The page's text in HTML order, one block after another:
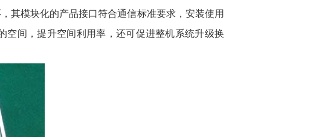
其模块化的产品接口符合通信标准要求，安装使用
空间，提升空间利用率，还可促进整机系统升级换